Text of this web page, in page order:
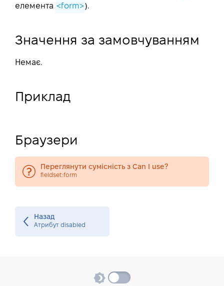
елемента <form> ).
Значення за замовчуванням
Немає.
Приклад
Браузери
Переглянути сумісність з Can I use?
fieldset:form
Назад
Атрибут disabled